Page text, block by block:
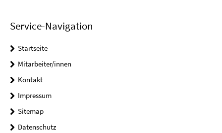
Service-Navigation
Startseite
Mitarbeiter/innen
Kontakt
Impressum
Sitemap
Datenschutz